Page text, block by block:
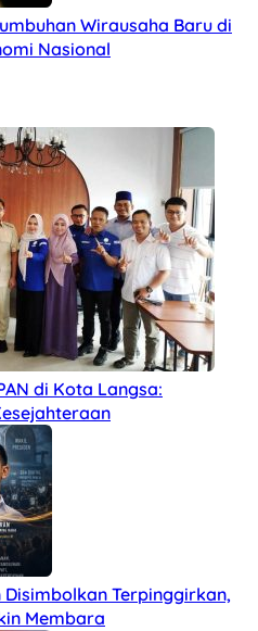
Wirausaha Baru di
Nasional
di Kota Langsa:
Terpinggirkan,
Membara